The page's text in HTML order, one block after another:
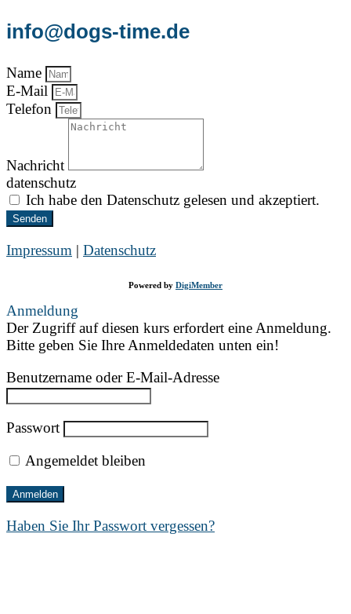
info@dogs-time.de
Name
E-Mail
Telefon
Nachricht
datenschutz
Ich habe den Datenschutz gelesen und akzeptiert.
Senden
Impressum | Datenschutz
Powered by DigiMember
Anmeldung
Der Zugriff auf diesen kurs erfordert eine Anmeldung.
Bitte geben Sie Ihre Anmeldedaten unten ein!
Benutzername oder E-Mail-Adresse
Passwort
Angemeldet bleiben
Haben Sie Ihr Passwort vergessen?